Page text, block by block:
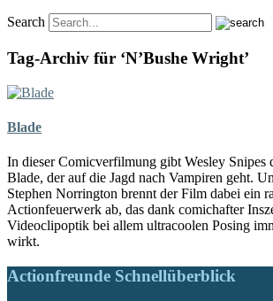
Search
Tag-Archiv für ‘N’Bushe Wright’
Blade
In dieser Comicverfilmung gibt Wesley Snipes
Blade, der auf die Jagd nach Vampiren geht.
Stephen Norrington brennt der Film dabei ein
Actionfeuerwerk ab, das dank comichafter
Videoclipoptik bei allem ultracoolen Posing
wirkt.
Actionfreunde Schnellüberblick